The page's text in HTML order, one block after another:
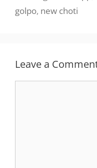
golpo, new choti
Leave a